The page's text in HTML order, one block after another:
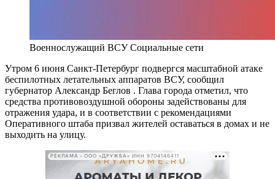
Военнослужащий ВСУ Социальные сети
Утром 6 июня Санкт-Петербург подвергся масштабной атаке
беспилотных летательных аппаратов ВСУ, сообщил
губернатор Александр Беглов . Глава города отметил, что
средства противовоздушной обороны задействованы для
отражения удара, и в соответствии с рекомендациями
Оперативного штаба призвал жителей оставаться в домах и не
выходить на улицу.
РЕКЛАМА • ООО «ДРУЖБА» ИНН 9704146411